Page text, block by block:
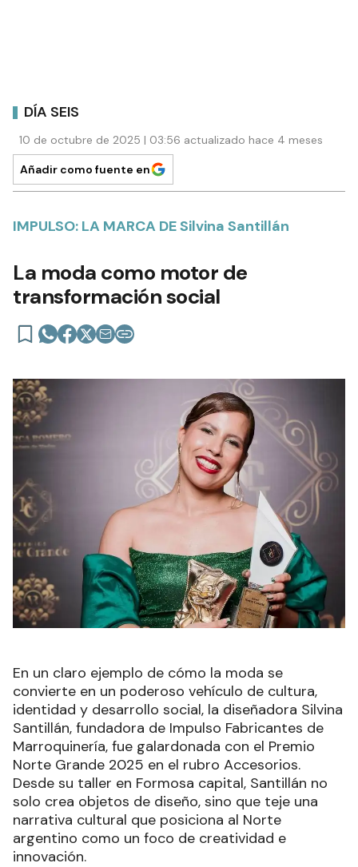
DÍA SEIS
10 de octubre de 2025 | 03:56 actualizado hace 4 meses
Añadir como fuente en
IMPULSO: LA MARCA DE Silvina Santillán
La moda como motor de
transformación social
En un claro ejemplo de cómo la moda se
convierte en un poderoso vehículo de cultura,
identidad y desarrollo social, la diseñadora Silvina
Santillán, fundadora de Impulso Fabricantes de
Marroquinería, fue galardonada con el Premio
Norte Grande 2025 en el rubro Accesorios.
Desde su taller en Formosa capital, Santillán no
solo crea objetos de diseño, sino que teje una
narrativa cultural que posiciona al Norte
argentino como un foco de creatividad e
innovación.